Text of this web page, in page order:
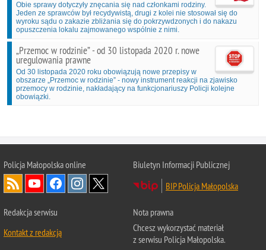
Obie sprawy dotyczyły znęcania się nad członkami rodziny.
Jeden ze sprawców był recydywistą, drugi z kolei nie stosował się do
wyroku sądu o zakazie zbliżania się do pokrzywdzonych i do nakazu
opuszczenia lokalu zajmowanego wspólnie z nimi.
„Przemoc w rodzinie” - od 30 listopada 2020 r. nowe
uregulowania prawne
Od 30 listopada 2020 roku obowiązują nowe przepisy w
obszarze „Przemoc w rodzinie” - nowy instrument reakcji na zjawisko
przemocy w rodzinie, nakładający na funkcjonariuszy Policji kolejne
obowiązki.
Policja Małopolska online
Biuletyn Informacji Publicznej
BIP Policja Małopolska
Redakcja serwisu
Kontakt z redakcją
Nota prawna
Chcesz wykorzystać materiał
z serwisu Policja Małopolska.